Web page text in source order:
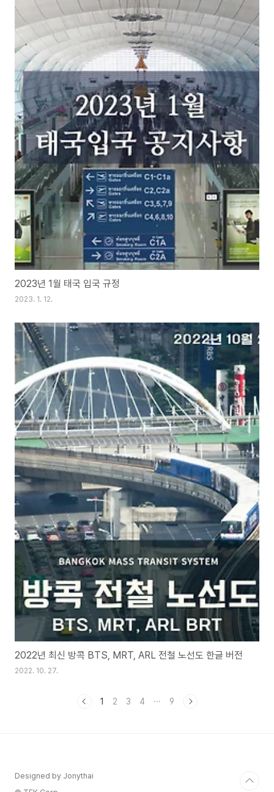
2023년 1월 태국 입국 규정
2023. 1. 12.
2022년 최신 방콕 BTS, MRT, ARL 전철 노선도 한글 버전
2022. 10. 27.
1 2 3 4 ··· 9
Designed by Jonythai